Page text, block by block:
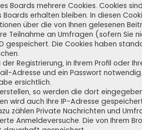
Boards mehrere Cookies. Cookies
erhalten bleiben. In diesen
über die von Ihnen gelesenen
Teilnahme an Umfragen (sofern Sie
gespeichert. Die Cookies haben
Registrierung, in Ihrem Profil oder
Adresse und ein Passwort
ersichtlich.
so werden die dort
wird auch Ihre IP-Adresse
zählen Private Nachrichten und
Anmeldeversuche. Die von Ihrem